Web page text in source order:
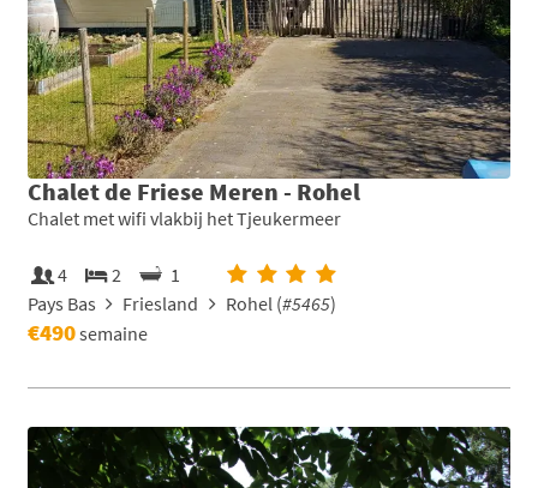
Chalet de Friese Meren - Rohel
Chalet met wifi vlakbij het Tjeukermeer
4 2
1
Pays Bas
Friesland Rohel (#5465)
€490semaine